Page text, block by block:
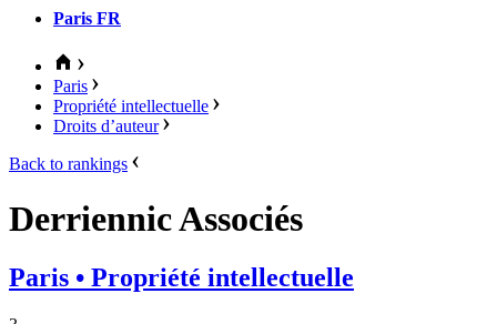
Paris FR
Paris
Propriété intellectuelle
Droits d’auteur
Back to rankings
Derriennic Associés
Paris • Propriété intellectuelle